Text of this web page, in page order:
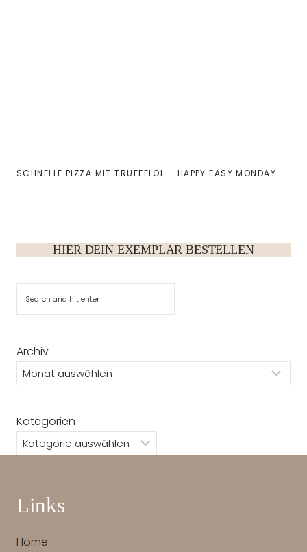
SCHNELLE PIZZA MIT TRÜFFELÖL – HAPPY EASY MONDAY
HIER DEIN EXEMPLAR BESTELLEN
Archiv
Kategorien
Links
Home